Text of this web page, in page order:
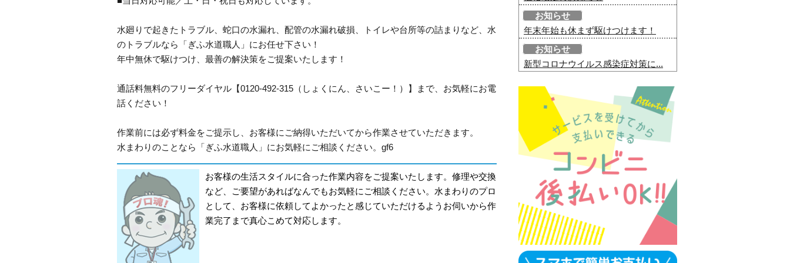
水廻りで起きたトラブル、蛇口の水漏れ、配管の水漏れ破損、トイレや台所等の詰まりなど、水
のトラブルなら「ぎふ水道職人」にお任せ下さい！
年中無休で駆けつけ、最善の解決策をご提案いたします！
通話料無料のフリーダイヤル【0120-492-315（しょくにん、さいこー！）】まで、お気軽にお電
話ください！
作業前には必ず料金をご提示し、お客様にご納得いただいてから作業させていただきます。
水まわりのことなら「ぎふ水道職人」にお気軽にご相談ください。gf6
お客様の生活スタイルに合った作業内容をご提案いたします。修理や交換
など、ご要望があればなんでもお気軽にご相談ください。水まわりのプロ
として、お客様に依頼してよかったと感じていただけるようお伺いから作
業完了まで真心こめて対応します。
お知らせ
年末年始も休まず駆けつけます！
お知らせ
新型コロナウイルス感染症対策に...